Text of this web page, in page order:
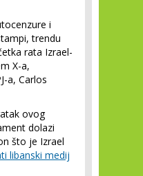
i
trendu
rata Izrael-
X-a,
a, Carlos
ovog
dolazi
što je Izrael
libanski medij